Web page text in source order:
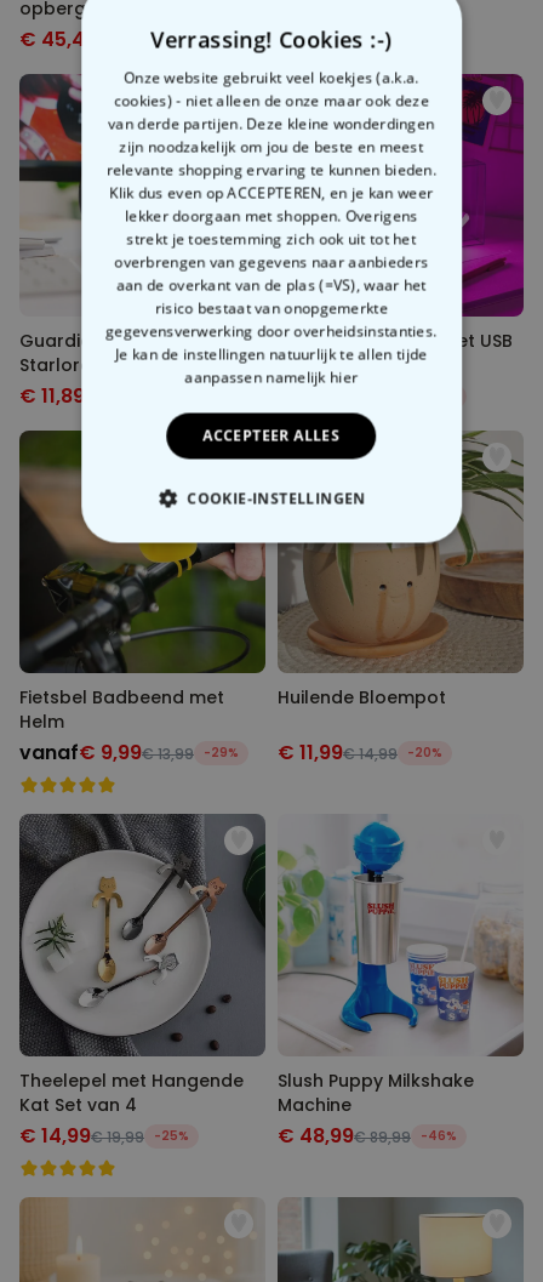
opbergdoos
€ 45,49 € 79,99 -43% € 13,99€ 29,99
Guardians Of The Galaxy
Starlord 3D mok
€ 11,89
Barbie neon lamp met USB
€ 24,99
Fietsbel Badbeend met
Helm
vanaf€ 9,99€ 13,99 -29%
Huilende Bloempot
€ 11,99€ 14,99 -20%
Theelepel met Hangende
Kat Set van 4
€ 14,99€ 19,99 -25%
Slush Puppy Milkshake
Machine
€ 48,99€ 89,99 -46%
Verrassing! Cookies :-)
Onze website gebruikt veel koekjes (a.k.a.
cookies) - niet alleen de onze maar ook deze
van derde partijen. Deze kleine wonderdingen
zijn noodzakelijk om jou de beste en meest
relevante shopping ervaring te kunnen bieden.
Klik dus even op ACCEPTEREN, en je kan weer
lekker doorgaan met shoppen. Overigens
strekt je toestemming zich ook uit tot het
overbrengen van gegevens naar aanbieders
aan de overkant van de plas (=VS), waar het
risico bestaat van onopgemerkte
gegevensverwerking door overheidsinstanties.
Je kan de instellingen natuurlijk te allen tijde
aanpassen namelijk hier
ACCEPTEER ALLES
COOKIE-INSTELLINGEN
NOODZAKELIJK
PERFORMANCE
MARKETING OVERIGE